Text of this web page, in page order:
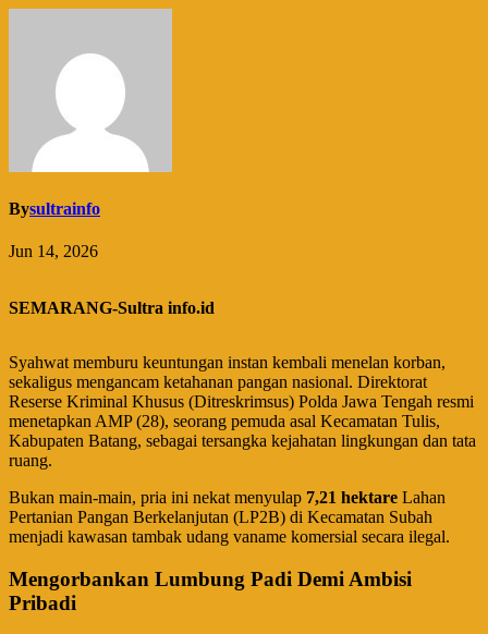
Bysultrainfo
Jun 14, 2026
SEMARANG-Sultra info.id
Syahwat memburu keuntungan instan kembali menelan korban,
sekaligus mengancam ketahanan pangan nasional. Direktorat
Reserse Kriminal Khusus (Ditreskrimsus) Polda Jawa Tengah resmi
menetapkan AMP (28), seorang pemuda asal Kecamatan Tulis,
Kabupaten Batang, sebagai tersangka kejahatan lingkungan dan tata
ruang.
​Bukan main-main, pria ini nekat menyulap 7,21 hektare Lahan
Pertanian Pangan Berkelanjutan (LP2B) di Kecamatan Subah
menjadi kawasan tambak udang vaname komersial secara ilegal.
Mengorbankan Lumbung Padi Demi Ambisi
Pribadi